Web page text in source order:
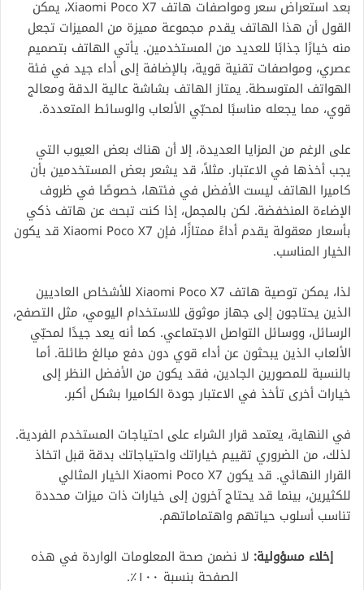
بعد استعراض سعر ومواصفات هاتف Xiaomi Poco X7، يمكن
القول أن هذا الهاتف يقدم مجموعة مميزة من المميزات تجعل
منه خيارًا جذابًا للعديد من المستخدمين. يأتي الهاتف بتصميم
عصري، ومواصفات تقنية قوية، بالإضافة إلى أداء جيد في فئة
الهواتف المتوسطة. يمتاز الهاتف بشاشة عالية الدقة ومعالج
قوي، مما يجعله مناسبًا لمحبّي الألعاب والوسائط المتعددة.
على الرغم من المزايا العديدة، إلا أن هناك بعض العيوب التي
يجب أخذها في الاعتبار. مثلاً، قد يشعر بعض المستخدمين بأن
كاميرا الهاتف ليست الأفضل في فئتها، خصوصًا في ظروف
الإضاءة المنخفضة. لكن بالمجمل، إذا كنت تبحث عن هاتف ذكي
بأسعار معقولة يقدم أداءً ممتازًا، فإن Xiaomi Poco X7 قد يكون
الخيار المناسب.
لذا، يمكن توصية هاتف Xiaomi Poco X7 للأشخاص العاديين
الذين يحتاجون إلى جهاز موثوق للاستخدام اليومي، مثل التصفح،
الرسائل، ووسائل التواصل الاجتماعي. كما أنه يعد جيدًا لمحبّي
الألعاب الذين يبحثون عن أداء قوي دون دفع مبالغ طائلة. أما
بالنسبة للمصورين الجادين، فقد يكون من الأفضل النظر إلى
خيارات أخرى تأخذ في الاعتبار جودة الكاميرا بشكل أكبر.
في النهاية، يعتمد قرار الشراء على احتياجات المستخدم الفردية.
لذلك، من الضروري تقييم خياراتك واحتياجاتك بدقة قبل اتخاذ
القرار النهائي. قد يكون Xiaomi Poco X7 الخيار المثالي
للكثيرين، بينما قد يحتاج آخرون إلى خيارات ذات ميزات محددة
تناسب أسلوب حياتهم واهتماماتهم.
إخلاء مسؤولية: لا نضمن صحة المعلومات الواردة في هذه
الصفحة بنسبة ١٠٠٪.